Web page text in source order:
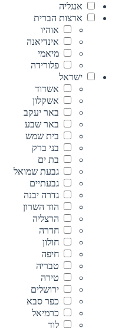
אנגליה
ארצות הברית
אוהיו
אינדיאנה
מיאמי
פלורידה
ישראל
אשדוד
אשקלון
באר יעקב
באר שבע
בית שמש
בני ברק
בת ים
גבעת שמואל
גבעתיים
גדרה יבנה
הוד השרון
הרצליה
חדרה
חולון
חיפה
טבריה
טירה
ירושלים
כפר סבא
כרמיאל
לוד